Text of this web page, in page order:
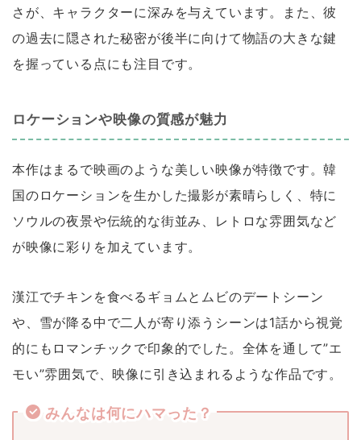
さが、キャラクターに深みを与えています。また、彼
の過去に隠された秘密が後半に向けて物語の大きな鍵
を握っている点にも注目です。
ロケーションや映像の質感が魅力
本作はまるで映画のような美しい映像が特徴です。韓
国のロケーションを生かした撮影が素晴らしく、特に
ソウルの夜景や伝統的な街並み、レトロな雰囲気など
が映像に彩りを加えています。
漢江でチキンを食べるギョムとムビのデートシーン
や、雪が降る中で二人が寄り添うシーンは1話から視覚
的にもロマンチックで印象的でした。全体を通して”エ
モい”雰囲気で、映像に引き込まれるような作品です。
みんなは何にハマった？